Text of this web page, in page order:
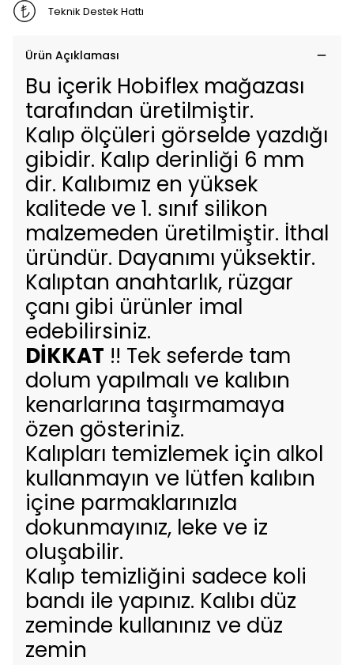
Teknik Destek Hattı
Ürün Açıklaması
Bu içerik Hobiflex mağazası
tarafından üretilmiştir.
Kalıp ölçüleri görselde yazdığı
gibidir. Kalıp derinliği 6 mm
dir. Kalıbımız en yüksek
kalitede ve 1. sınıf silikon
malzemeden üretilmiştir. İthal
üründür. Dayanımı yüksektir.
Kalıptan anahtarlık, rüzgar
çanı gibi ürünler imal
edebilirsiniz.
DİKKAT !! Tek seferde tam
dolum yapılmalı ve kalıbın
kenarlarına taşırmamaya
özen gösteriniz.
Kalıpları temizlemek için alkol
kullanmayın ve lütfen kalıbın
içine parmaklarınızla
dokunmayınız, leke ve iz
oluşabilir.
Kalıp temizliğini sadece koli
bandı ile yapınız. Kalıbı düz
zeminde kullanınız ve düz
zemin